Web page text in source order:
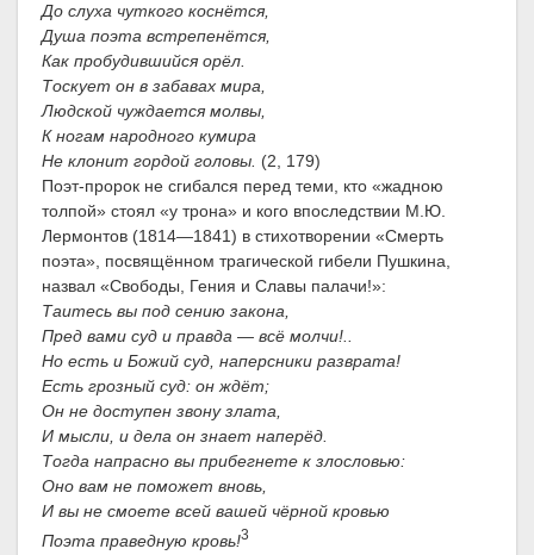
До слуха чуткого коснётся,
Душа поэта встрепенётся,
Как пробудившийся орёл.
Тоскует он в забавах мира,
Людской чуждается молвы,
К ногам народного кумира
Не клонит гордой головы. (2, 179)
Поэт-пророк не сгибался перед теми, кто «жадною
толпой» стоял «у трона» и кого впоследствии М.Ю.
Лермонтов (1814—1841) в стихотворении «Смерть
поэта», посвящённом трагической гибели Пушкина,
назвал «Свободы, Гения и Славы палачи!»:
Таитесь вы под сению закона,
Пред вами суд и правда — всё молчи!..
Но есть и Божий суд, наперсники разврата!
Есть грозный суд: он ждёт;
Он не доступен звону злата,
И мысли, и дела он знает наперёд.
Тогда напрасно вы прибегнете к злословью:
Оно вам не поможет вновь,
И вы не смоете всей вашей чёрной кровью
Поэта праведную кровь!3